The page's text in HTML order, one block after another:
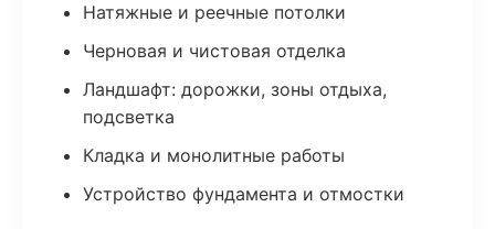
Натяжные и реечные потолки
Черновая и чистовая отделка
Ландшафт: дорожки, зоны отдыха,
подсветка
Кладка и монолитные работы
Устройство фундамента и отмостки